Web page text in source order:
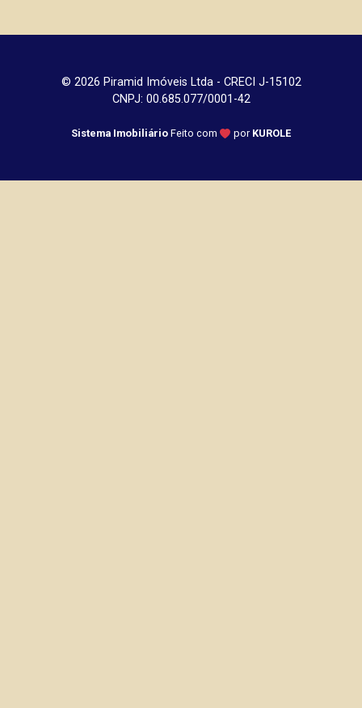
© 2026 Piramid Imóveis Ltda - CRECI J-15102
CNPJ: 00.685.077/0001-42
Sistema Imobiliário Feito com por KUROLE